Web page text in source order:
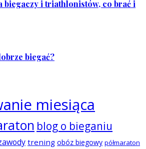
biegaczy i triathlonistów, co brać i
biegać?
miesiąca
blog o bieganiu
trening obóz biegowy półmaraton